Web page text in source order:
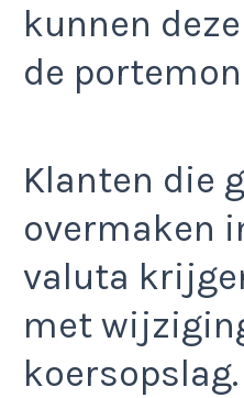
kunnen
de
Klanten die
overmaken
valuta
met
koersopslag.